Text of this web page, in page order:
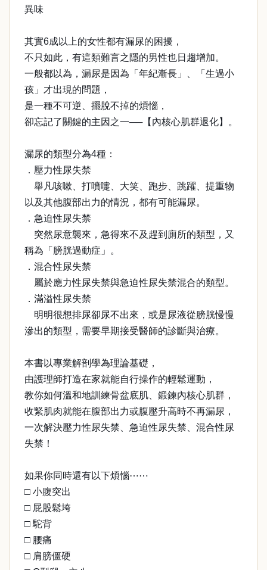
異味
其實6成以上的女性都有漏尿的困擾，
不只如此，有這類難言之隱的男性也日趨增加。
一般都以為，漏尿是因為「年紀漸長」、「生過小
孩」才出現的問題，
是一種不可逆、擺脫不掉的煩惱，
卻忘記了關鍵的主因之一──【內核心肌群退化】。
漏尿的類型分為4種：
．壓力性尿失禁
舉凡咳嗽、打噴嚏、大笑、跑步、跳躍、提重物
以及其他腹部出力的情況，都有可能漏尿。
．急迫性尿失禁
突然尿意襲來，急得來不及趕到廁所的類型，又
稱為「膀胱過動症」。
．混合性尿失禁
屬於應力性尿失禁與急迫性尿失禁混合的類型。
．滿溢性尿失禁
明明很想排尿卻尿不出來，或是尿液從膀胱慢慢
滲出的類型，需要早期接受醫師的診斷與治療。
本書以專業解剖學為理論基礎，
由護理師打造在家就能自行操作的輕鬆運動，
教你如何溫和地訓練骨盆底肌、鍛鍊內核心肌群，
收緊肌肉就能在腹部出力或腹壓升高時不再漏尿，
一次解決壓力性尿失禁、急迫性尿失禁、混合性尿
失禁！
如果你同時還有以下煩惱⋯⋯
□ 小腹突出
□ 屁股鬆垮
□ 駝背
□ 腰痛
□ 肩膀僵硬